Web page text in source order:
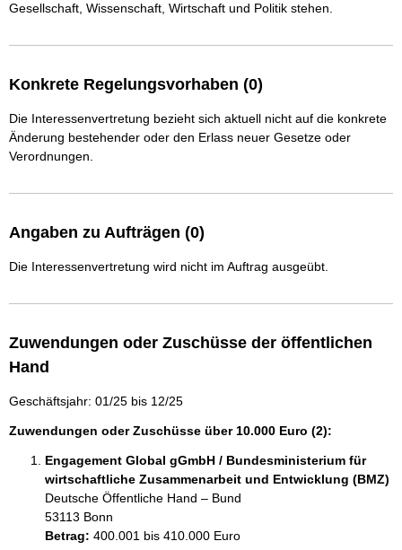
Gesellschaft, Wissenschaft, Wirtschaft und Politik stehen.
Konkrete Regelungsvorhaben (0)
Die Interessenvertretung bezieht sich aktuell nicht auf die konkrete
Änderung bestehender oder den Erlass neuer Gesetze oder
Verordnungen.
Angaben zu Aufträgen (0)
Die Interessenvertretung wird nicht im Auftrag ausgeübt.
Zuwendungen oder Zuschüsse der öffentlichen
Hand
Geschäftsjahr: 01/25 bis 12/25
Zuwendungen oder Zuschüsse über 10.000 Euro (2):
Engagement Global gGmbH / Bundesministerium für
wirtschaftliche Zusammenarbeit und Entwicklung (BMZ)
Deutsche Öffentliche Hand – Bund
53113 Bonn
Betrag: 400.001 bis 410.000 Euro